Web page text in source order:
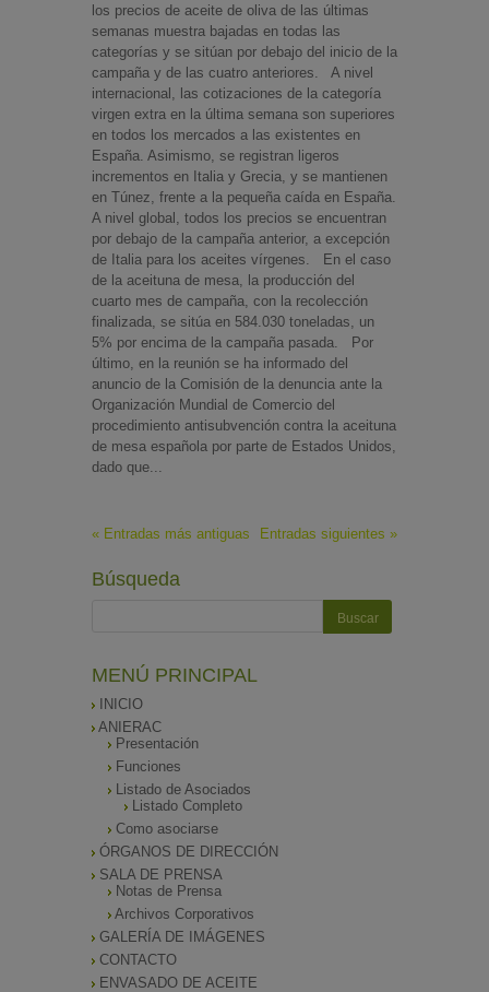
los precios de aceite de oliva de las últimas
semanas muestra bajadas en todas las
categorías y se sitúan por debajo del inicio de la
campaña y de las cuatro anteriores. A nivel
internacional, las cotizaciones de la categoría
virgen extra en la última semana son superiores
en todos los mercados a las existentes en
España. Asimismo, se registran ligeros
incrementos en Italia y Grecia, y se mantienen
en Túnez, frente a la pequeña caída en España.
A nivel global, todos los precios se encuentran
por debajo de la campaña anterior, a excepción
de Italia para los aceites vírgenes. En el caso
de la aceituna de mesa, la producción del
cuarto mes de campaña, con la recolección
finalizada, se sitúa en 584.030 toneladas, un
5% por encima de la campaña pasada. Por
último, en la reunión se ha informado del
anuncio de la Comisión de la denuncia ante la
Organización Mundial de Comercio del
procedimiento antisubvención contra la aceituna
de mesa española por parte de Estados Unidos,
dado que...
« Entradas más antiguas Entradas siguientes »
Búsqueda
MENÚ PRINCIPAL
INICIO
ANIERAC
Presentación
Funciones
Listado de Asociados
Listado Completo
Como asociarse
ÓRGANOS DE DIRECCIÓN
SALA DE PRENSA
Notas de Prensa
Archivos Corporativos
GALERÍA DE IMÁGENES
CONTACTO
ENVASADO DE ACEITE